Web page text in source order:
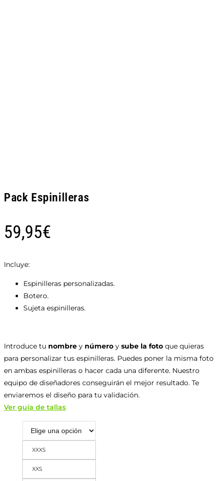
Pack Espinilleras
59,95€
Incluye:
Espinilleras personalizadas.
Botero.
Sujeta espinilleras.
Introduce tu nombre y número y sube la foto que quieras
para personalizar tus espinilleras. Puedes poner la misma foto
en ambas espinilleras o hacer cada una diferente. Nuestro
equipo de diseñadores conseguirán el mejor resultado. Te
enviaremos el diseño para tu validación.
Ver guía de tallas
XXXS
XXS